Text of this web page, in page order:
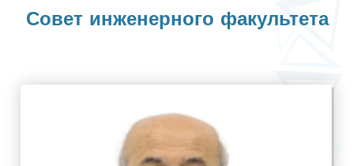
Совет инженерного факультета